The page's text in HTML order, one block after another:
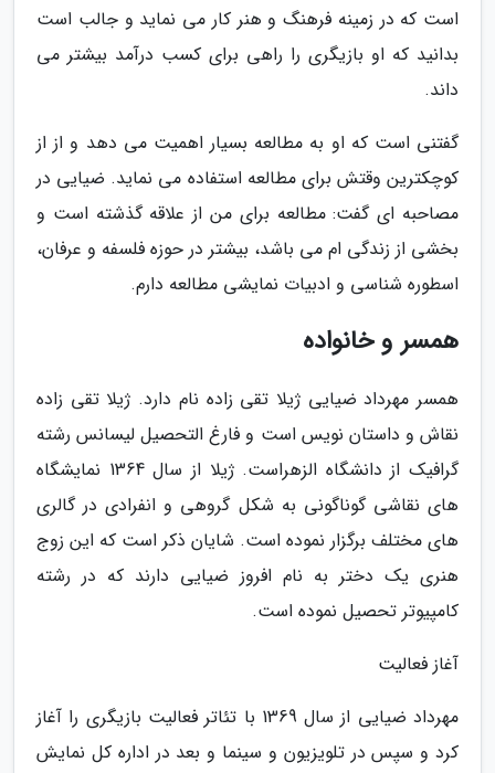
است که در زمینه فرهنگ و هنر کار می نماید و جالب است
بدانید که او بازیگری را راهی برای کسب درآمد بیشتر می
داند.
گفتنی است که او به مطالعه بسیار اهمیت می دهد و از از
کوچکترین وقتش برای مطالعه استفاده می نماید. ضیایی در
مصاحبه ای گفت: مطالعه برای من از علاقه گذشته است و
بخشی از زندگی ام می باشد، بیشتر در حوزه فلسفه و عرفان،
اسطوره شناسی و ادبیات نمایشی مطالعه دارم.
همسر و خانواده
همسر مهرداد ضیایی ژیلا تقی زاده نام دارد. ژیلا تقی زاده
نقاش و داستان نویس است و فارغ التحصیل لیسانس رشته
گرافیک از دانشگاه الزهراست. ژیلا از سال 1364 نمایشگاه
های نقاشی گوناگونی به شکل گروهی و انفرادی در گالری
های مختلف برگزار نموده است. شایان ذکر است که این زوج
هنری یک دختر به نام افروز ضیایی دارند که در رشته
کامپیوتر تحصیل نموده است.
آغاز فعالیت
مهرداد ضیایی از سال 1369 با تئاتر فعالیت بازیگری را آغاز
کرد و سپس در تلویزیون و سینما و بعد در اداره کل نمایش